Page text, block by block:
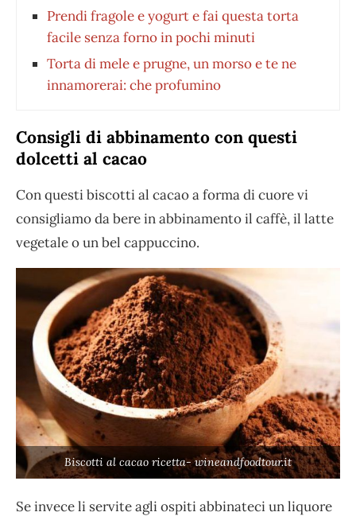
Prendi fragole e yogurt e fai questa torta
facile senza forno in pochi minuti
Torta di mele e prugne, un morso e te ne
innamorerai: che profumino
Consigli di abbinamento con questi
dolcetti al cacao
Con questi biscotti al cacao a forma di cuore vi
consigliamo da bere in abbinamento il caffè, il latte
vegetale o un bel cappuccino.
Biscotti al cacao ricetta- wineandfoodtour.it
Se invece li servite agli ospiti abbinateci un liquore